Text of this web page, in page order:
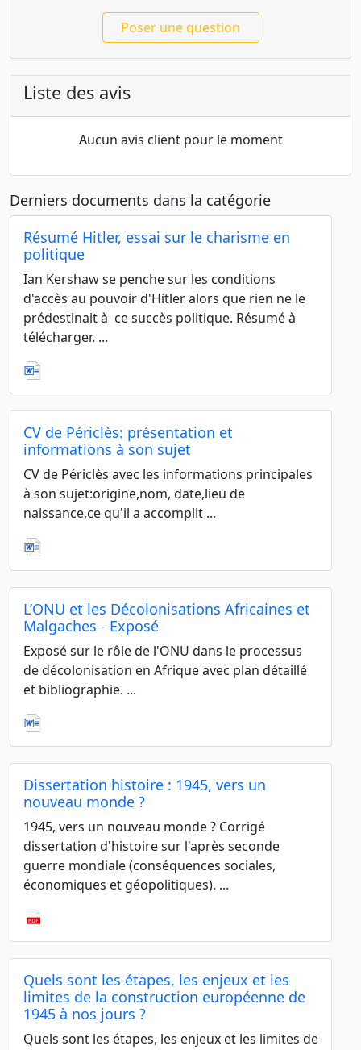
Poser une question
Liste des avis
Aucun avis client pour le moment
Derniers documents dans la catégorie
Résumé Hitler, essai sur le charisme en
politique
Ian Kershaw se penche sur les conditions
d'accès au pouvoir d'Hitler alors que rien ne le
prédestinait à ce succès politique. Résumé à
télécharger. ...
CV de Périclès: présentation et
informations à son sujet
CV de Périclès avec les informations principales
à son sujet:origine,nom, date,lieu de
naissance,ce qu'il a accomplit ...
L’ONU et les Décolonisations Africaines et
Malgaches - Exposé
Exposé sur le rôle de l'ONU dans le processus
de décolonisation en Afrique avec plan détaillé
et bibliographie. ...
Dissertation histoire : 1945, vers un
nouveau monde ?
1945, vers un nouveau monde ? Corrigé
dissertation d'histoire sur l'après seconde
guerre mondiale (conséquences sociales,
économiques et géopolitiques). ...
Quels sont les étapes, les enjeux et les
limites de la construction européenne de
1945 à nos jours ?
Quels sont les étapes, les enjeux et les limites de